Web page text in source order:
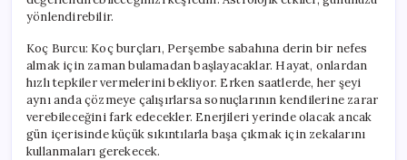
yönlendirebilir.
Koç Burcu: Koç burçları, Perşembe sabahına derin bir nefes
almak için zaman bulamadan başlayacaklar. Hayat, onlardan
hızlı tepkiler vermelerini bekliyor. Erken saatlerde, her şeyi
aynı anda çözmeye çalışırlarsa sonuçlarının kendilerine zarar
verebileceğini fark edecekler. Enerjileri yerinde olacak ancak
gün içerisinde küçük sıkıntılarla başa çıkmak için zekalarını
kullanmaları gerekecek.